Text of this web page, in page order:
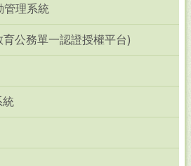
管理系統
公務單一認證授權平台)
統